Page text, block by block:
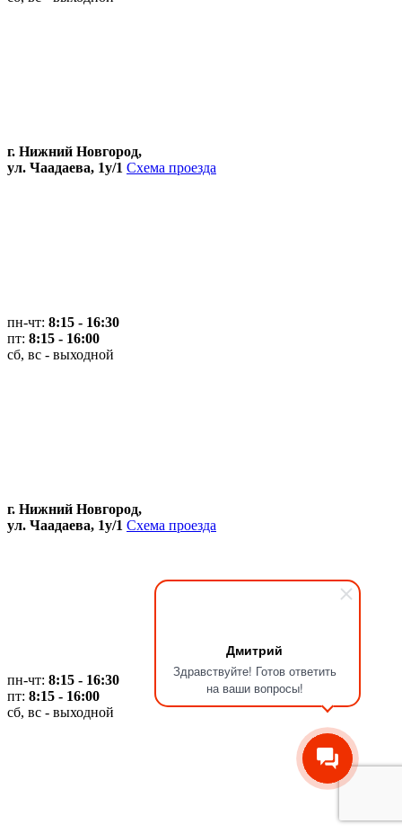
Дмитрий
Здравствуйте! Готов ответить
на ваши вопросы!
г. Нижний Новгород,
ул. Чаадаева, 1у/1 Схема проезда
пн-чт: 8:15 - 16:30
пт: 8:15 - 16:00
сб, вс - выходной
г. Нижний Новгород,
ул. Чаадаева, 1у/1 Схема проезда
пн-чт: 8:15 - 16:30
пт: 8:15 - 16:00
сб, вс - выходной